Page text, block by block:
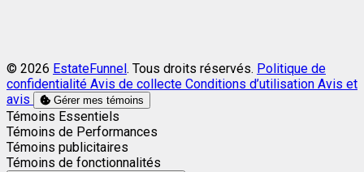
© 2026 EstateFunnel . Tous droits réservés. Politique de
confidentialité Avis de collecte Conditions d’utilisation Avis et
avis
Gérer mes témoins
Activer
Témoins Essentiels
Activer
Témoins de Performances
Activer
Témoins publicitaires
Activer
Témoins de fonctionnalités